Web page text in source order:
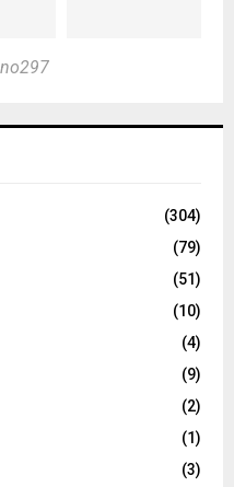
(304)
(79)
(51)
(10)
(4)
(9)
(2)
(1)
(3)